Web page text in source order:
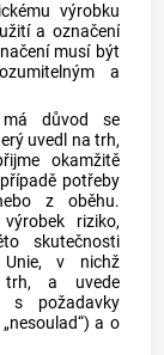
výrobku
a označení
musí být
a
důvod se
uvedl na trh,
okamžitě
potřeby
z oběhu.
riziko,
skutečnosti
Unie, v nichž
a uvede
s požadavky
a o